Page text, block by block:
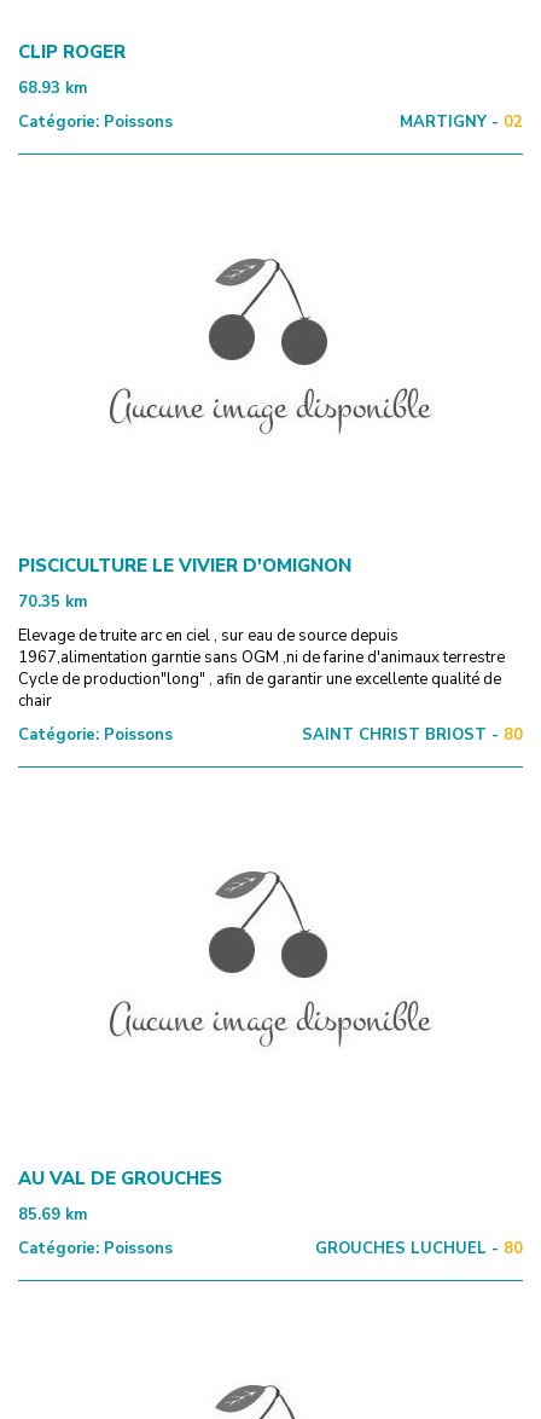
CLIP ROGER
68.93 km
Catégorie: Poissons MARTIGNY - 02
PISCICULTURE LE VIVIER D'OMIGNON
70.35 km
Elevage de truite arc en ciel , sur eau de source depuis
1967,alimentation garntie sans OGM ,ni de farine d'animaux terrestre
Cycle de production"long" , afin de garantir une excellente qualité de
chair
Catégorie: Poissons SAINT CHRIST BRIOST - 80
AU VAL DE GROUCHES
85.69 km
Catégorie: Poissons GROUCHES LUCHUEL - 80